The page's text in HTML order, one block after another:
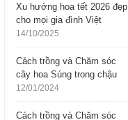
Xu hướng hoa tết 2026 đẹp
cho mọi gia đình Việt
14/10/2025
Cách trồng và Chăm sóc
cây hoa Súng trong chậu
12/01/2024
Cách trồng và Chăm sóc